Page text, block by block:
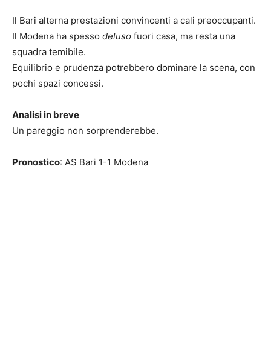
Il Bari alterna prestazioni convincenti a cali preoccupanti.
Il Modena ha spesso deluso fuori casa, ma resta una
squadra temibile.
Equilibrio e prudenza potrebbero dominare la scena, con
pochi spazi concessi.
Analisi in breve
Un pareggio non sorprenderebbe.
Pronostico: AS Bari 1-1 Modena